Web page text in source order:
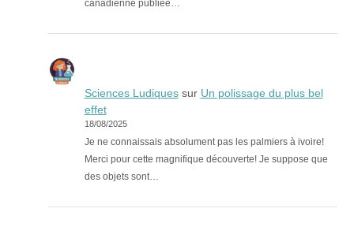
canadienne publiée…
Sciences Ludiquessur Un polissage du plus bel
effet
18/08/2025
Je ne connaissais absolument pas les palmiers à ivoire!
Merci pour cette magnifique découverte! Je suppose que
des objets sont…